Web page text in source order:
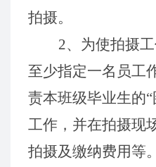
拍摄。
2、为使拍摄
至少指定一名员工
责本班级毕业生的
工作，并在拍摄现
拍摄及缴纳费用等。